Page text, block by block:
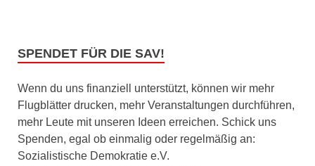
SPENDET FÜR DIE SAV!
Wenn du uns finanziell unterstützt, können wir mehr
Flugblätter drucken, mehr Veranstaltungen durchführen,
mehr Leute mit unseren Ideen erreichen. Schick uns
Spenden, egal ob einmalig oder regelmäßig an:
Sozialistische Demokratie e.V.